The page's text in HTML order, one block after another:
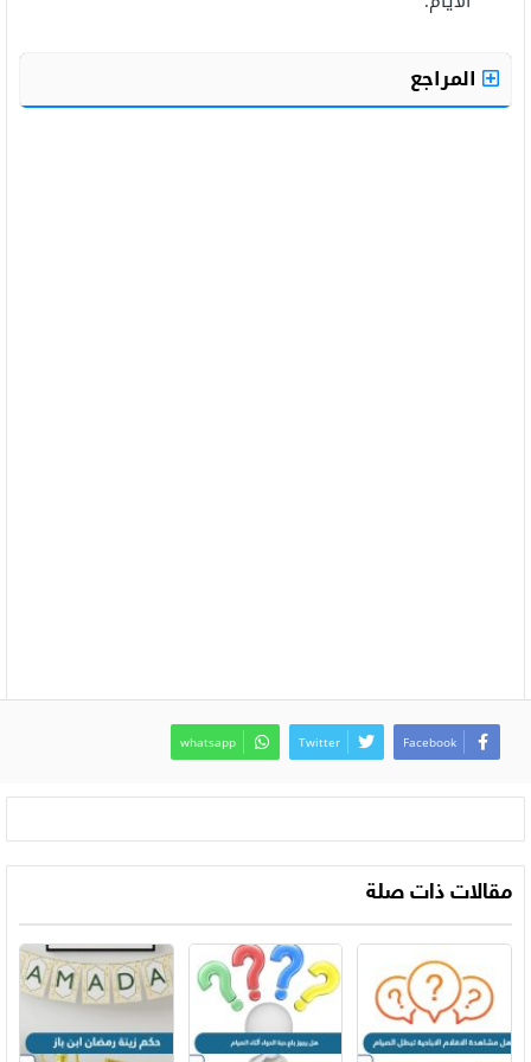
المراجع
Facebook
Twitter
whatsapp
مقالات ذات صلة